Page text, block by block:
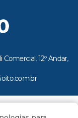
12º Andar,